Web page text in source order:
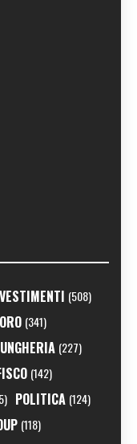
(508)
(341)
(227)
(142)
POLITICA (124)
(118)